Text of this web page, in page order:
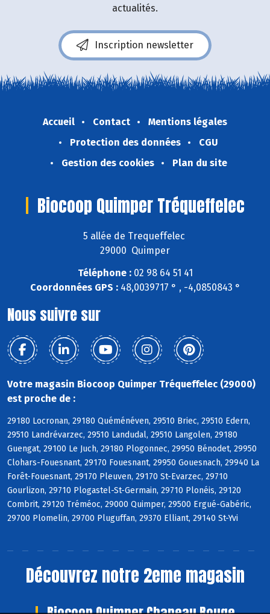
actualités.
Inscription newsletter
Accueil Contact
Mentions légales
Protection des données
CGU
Gestion des cookies
Plan du site
Biocoop Quimper Tréqueffelec
5 allée de Trequeffelec
29000 Quimper
Téléphone :02 98 64 51 41
Coordonnées GPS :48,0039717 ° , -4,0850843 °
Nous suivre sur
Votre magasin Biocoop Quimper Tréqueffelec (29000)
est proche de :
29180 Locronan, 29180 Quéménéven, 29510 Briec, 29510 Edern,
29510 Landrévarzec, 29510 Landudal, 29510 Langolen, 29180
Guengat, 29100 Le Juch, 29180 Plogonnec, 29950 Bénodet, 29950
Clohars-Fouesnant, 29170 Fouesnant, 29950 Gouesnach, 29940 La
Forêt-Fouesnant, 29170 Pleuven, 29170 St-Evarzec, 29710
Gourlizon, 29710 Plogastel-St-Germain, 29710 Plonéis, 29120
Combrit, 29120 Tréméoc, 29000 Quimper, 29500 Ergué-Gabéric,
29700 Plomelin, 29700 Pluguffan, 29370 Elliant, 29140 St-Yvi
Découvrez notre 2eme magasin